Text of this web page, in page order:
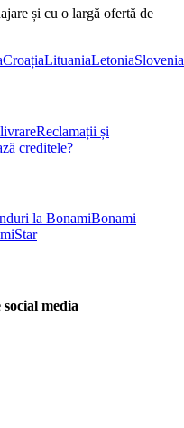
și cu o largă ofertă de
CroațiaLituaniaLetoniaSlovenia
Reclamații și
creditele?
la BonamiBonami
media